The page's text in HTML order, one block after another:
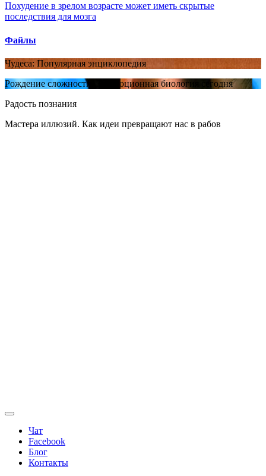
Похудение в зрелом возрасте может иметь скрытые
последствия для мозга
Файлы
Чудеса: Популярная энциклопедия
Рождение сложности. Эволюционная биология сегодня
Радость познания
Мастера иллюзий. Как идеи превращают нас в рабов
Чат
Facebook
Блог
Контакты